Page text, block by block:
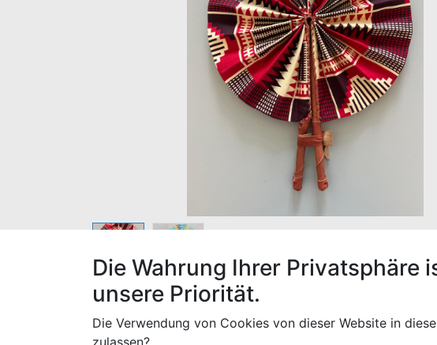
Ein schöner, handgefertigter Fächer aus Baumwoll-
Durchmesser ca. 30 cm
Hergestellt in Ghana
Die Wahrung Ihrer Privatsphäre
unsere Priorität.
Die Verwendung von Cookies von dieser Website in
zulassen?